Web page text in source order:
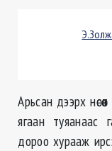
Арьсан дээрх
ягаан туяанаас
дороо хурааж